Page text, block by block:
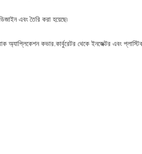
এবং তৈরি করা হয়েছে৷
কভার.কার্বুরেটর থেকে ইনজেক্টর এবং